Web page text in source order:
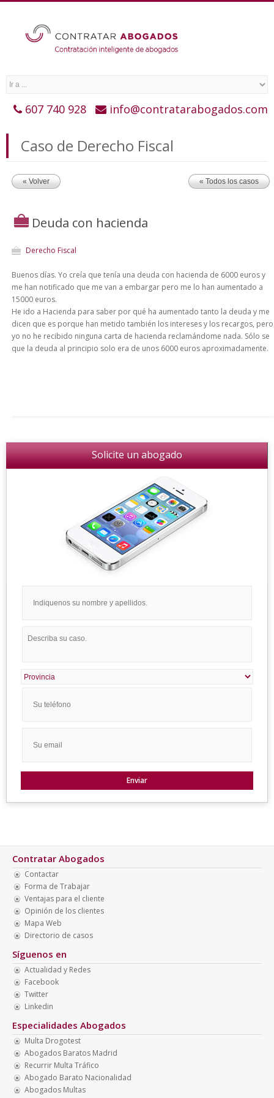
607 740 928 info@contratarabogados.com
Caso de Derecho Fiscal
« Volver « Todos los casos
Deuda con hacienda
Derecho Fiscal
Buenos días. Yo creía que tenía una deuda con hacienda de 6000 euros y
me han notificado que me van a embargar pero me lo han aumentado a
15000 euros.
He ido a Hacienda para saber por qué ha aumentado tanto la deuda y me
dicen que es porque han metido también los intereses y los recargos, pero
yo no he recibido ninguna carta de hacienda reclamándome nada. Sólo se
que la deuda al principio solo era de unos 6000 euros aproximadamente.
Solicite un abogado
Contratar Abogados
Contactar
Forma de Trabajar
Ventajas para el cliente
Opinión de los clientes
Mapa Web
Directorio de casos
Síguenos en
Actualidad y Redes
Facebook
Twitter
Linkedin
Especialidades Abogados
Multa Drogotest
Abogados Baratos Madrid
Recurrir Multa Tráfico
Abogado Barato Nacionalidad
Abogados Multas